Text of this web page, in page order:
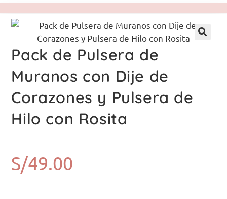
Pack de Pulsera de
Muranos con Dije de
Corazones y Pulsera de
Hilo con Rosita
S/49.00